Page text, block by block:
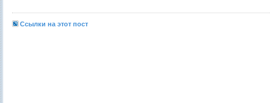
Ссылки на этот пост